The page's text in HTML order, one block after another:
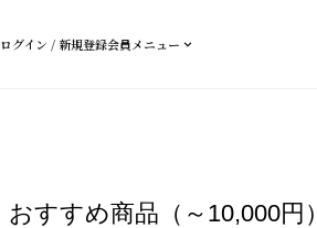
ログイン / 新規登録会員メニュー
おすすめ商品（～10,000円）